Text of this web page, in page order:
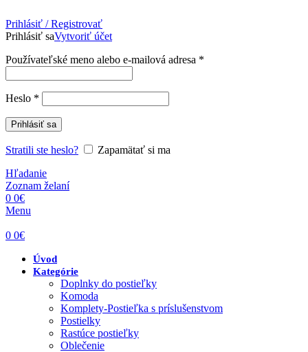
Prihlásiť / Registrovať
Prihlásiť saVytvoriť účet
Používateľské meno alebo e-mailová adresa *
Heslo *
Prihlásiť sa
Stratili ste heslo?
Zapamätať si ma
Hľadanie
Zoznam želaní
0 0€
Menu
0 0€
Úvod
Kategórie
Doplnky do postieľky
Komoda
Komplety-Postieľka s príslušenstvom
Postielky
Rastúce postieľky
Oblečenie